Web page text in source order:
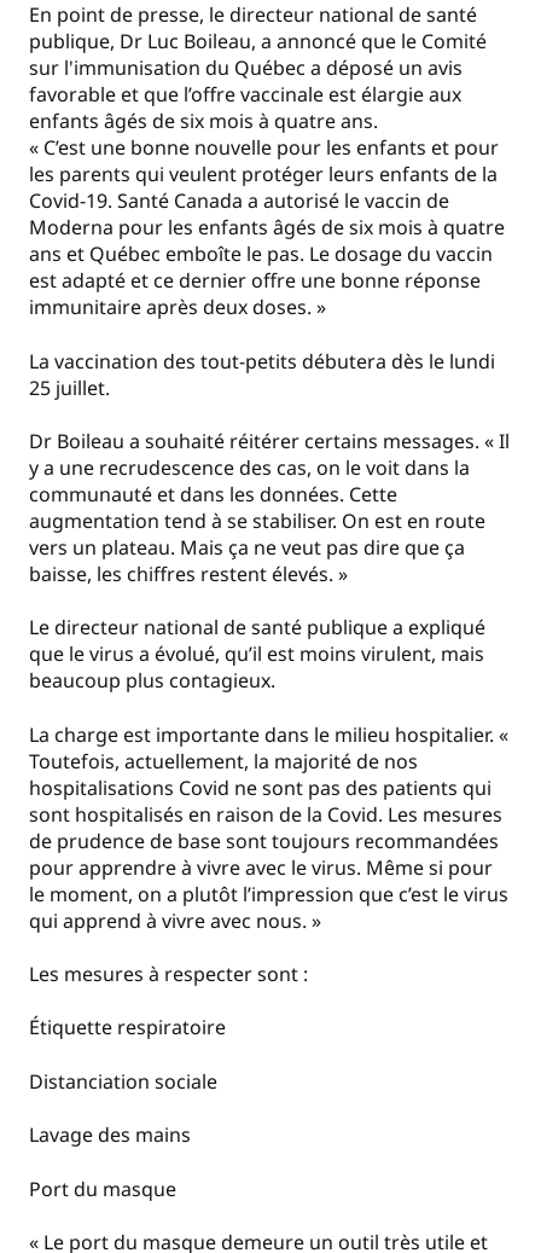
En point de presse, le directeur national de santé
publique, Dr Luc Boileau, a annoncé que le Comité
sur l'immunisation du Québec a déposé un avis
favorable et que l’offre vaccinale est élargie aux
enfants âgés de six mois à quatre ans.
« C’est une bonne nouvelle pour les enfants et pour
les parents qui veulent protéger leurs enfants de la
Covid-19. Santé Canada a autorisé le vaccin de
Moderna pour les enfants âgés de six mois à quatre
ans et Québec emboîte le pas. Le dosage du vaccin
est adapté et ce dernier offre une bonne réponse
immunitaire après deux doses. »
La vaccination des tout-petits débutera dès le lundi
25 juillet.
Dr Boileau a souhaité réitérer certains messages. « Il
y a une recrudescence des cas, on le voit dans la
communauté et dans les données. Cette
augmentation tend à se stabiliser. On est en route
vers un plateau. Mais ça ne veut pas dire que ça
baisse, les chiffres restent élevés. »
Le directeur national de santé publique a expliqué
que le virus a évolué, qu’il est moins virulent, mais
beaucoup plus contagieux.
La charge est importante dans le milieu hospitalier. «
Toutefois, actuellement, la majorité de nos
hospitalisations Covid ne sont pas des patients qui
sont hospitalisés en raison de la Covid. Les mesures
de prudence de base sont toujours recommandées
pour apprendre à vivre avec le virus. Même si pour
le moment, on a plutôt l’impression que c’est le virus
qui apprend à vivre avec nous. »
Les mesures à respecter sont :
Étiquette respiratoire
Distanciation sociale
Lavage des mains
Port du masque
« Le port du masque demeure un outil très utile et